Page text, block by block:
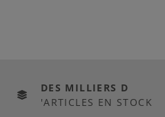
DES MILLIERS D
'ARTICLES EN STOCK